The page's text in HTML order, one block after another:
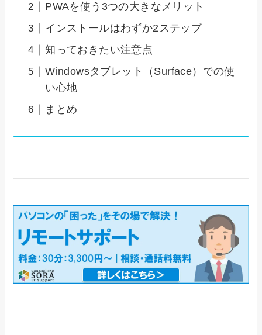
PWAを使う3つの大きなメリット
インストールはわずか2ステップ
知っておきたい注意点
Windowsタブレット（Surface）での使
い心地
まとめ